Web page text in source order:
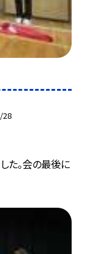
28
た。会の最後に